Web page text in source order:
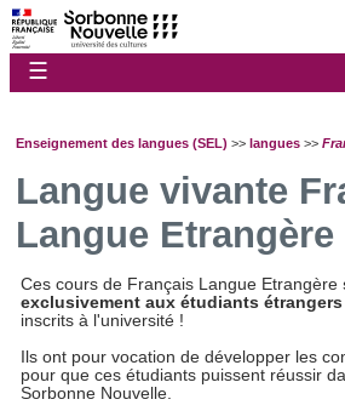
☰
Enseignement des langues (SEL) >> langues >>
Langue vivante
Langue Etrangère
Ces cours de Français Langue Etrangère
exclusivement aux étudiants
inscrits à l'université !
Ils ont pour vocation de développer les
pour que ces étudiants puissent réussir
Sorbonne Nouvelle.